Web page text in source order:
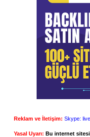
Reklam ve İletişim: Skype:
Yasal Uyarı: Bu internet